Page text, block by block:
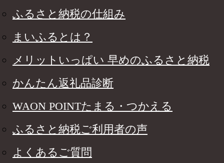
ふるさと納税の仕組み
まいふるとは？
メリットいっぱい 早めのふるさと納税
かんたん返礼品診断
WAON POINTたまる・つかえる
ふるさと納税ご利用者の声
よくあるご質問